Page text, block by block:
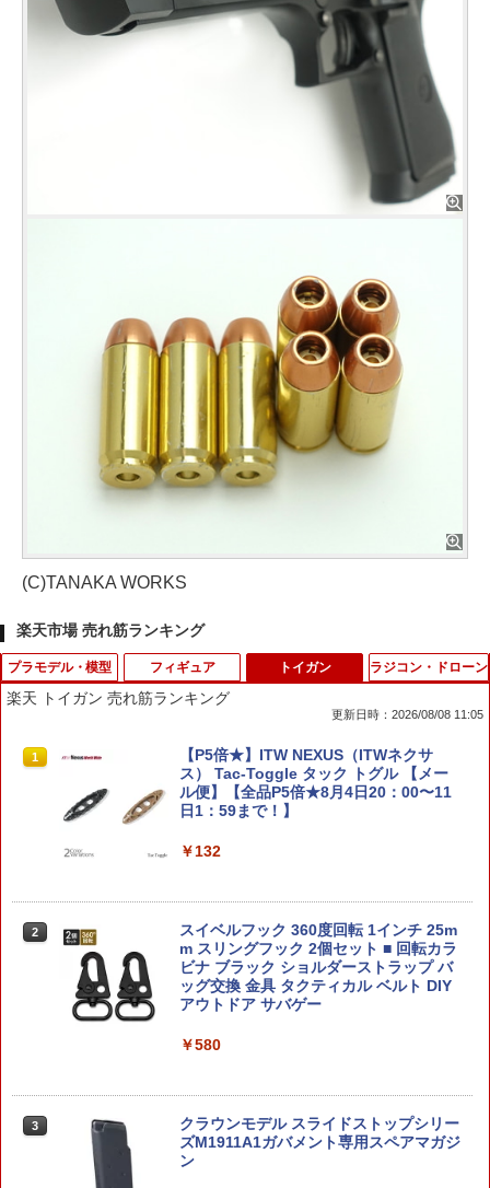
(C)TANAKA WORKS
楽天市場 売れ筋ランキング
プラモデル・模型
1
SUZUKI スズキコレクション 99000-79N
P0-025 プルバックミニカー ジムニー ノ
マド ブルー スズキ純正グッズ ミニカー
ヒトカゲ／リザードン
￥2,203
￥2,280
フィギュア
1
【2025年8月30日発売】【新品】『日本
語版』バトルトーム：ナイトホーント
[ウォーハンマー] (BATTLETOME: NIGH
THAUNT JPN) [Warhammer]【あす楽対
【2025年5月24日発売】【新品】バトル
トーム：ソウルブライト・グレイヴロー
ド 『日本語版』 [ウォーハンマー] (BAT
TLETOME: SOULBLIGHT GRAVELOR
【2024年12月7日発売】【新品】『日本
語版』バトルトーム：スレイヴ・トゥ・
トイガン
楽天 トイガン 売れ筋ランキング
更新日時：2026/08/08 11:05
1
【P5倍★】ITW NEXUS（ITWネクサ
ス） Tac-Toggle タック トグル 【メー
ル便】【全品P5倍★8月4日20：00〜11
日1：59まで！】
￥132
2
スイベルフック 360度回転 1インチ 25m
m スリングフック 2個セット ■ 回転カラ
ビナ ブラック ショルダーストラップ バ
ッグ交換 金具 タクティカル ベルト DIY
アウトドア サバゲー
￥580
3
クラウンモデル スライドストップシリー
ズM1911A1ガバメント専用スペアマガジ
ン
ラジコン・ドローン